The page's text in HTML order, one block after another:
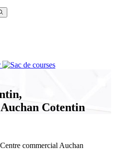
Cotentin
commercial Auchan